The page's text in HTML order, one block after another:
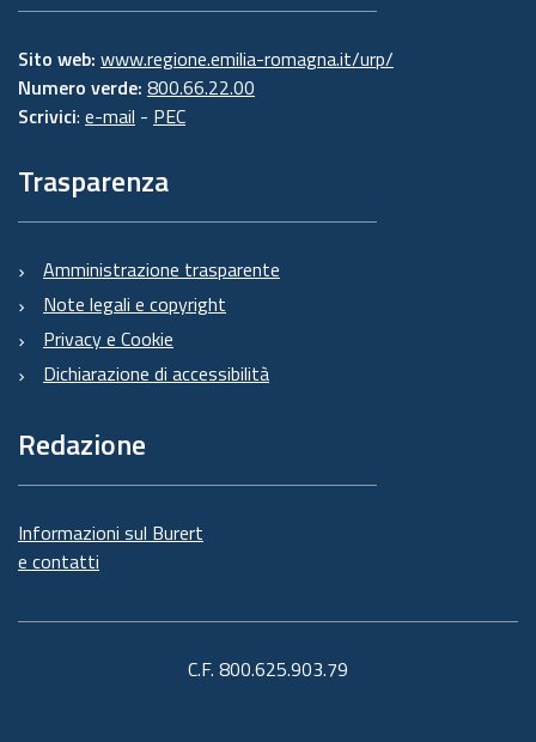
Sito web: www.regione.emilia-romagna.it/urp/
Numero verde: 800.66.22.00
Scrivici: e-mail - PEC
Trasparenza
Amministrazione trasparente
Note legali e copyright
Privacy e Cookie
Dichiarazione di accessibilità
Redazione
Informazioni sul Burert
e contatti
C.F. 800.625.903.79